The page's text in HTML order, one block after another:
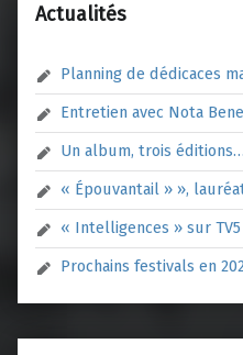
Actualités
Planning de dédicaces
Entretien avec Nota
Un album, trois éditions…
« Épouvantail » »,
« Intelligences » sur TV5
Prochains festivals en